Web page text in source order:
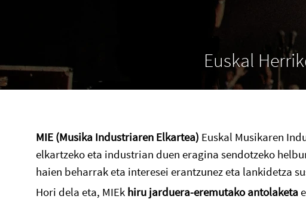
Euskal
MIE (Musika Industriaren Elkartea) Euskal Musikaren
elkartzeko eta industrian duen eragina sendotzeko
haien beharrak eta interesei erantzunez eta lankidetza
Hori dela eta, MIEk hiru jarduera-eremutako antolaketa